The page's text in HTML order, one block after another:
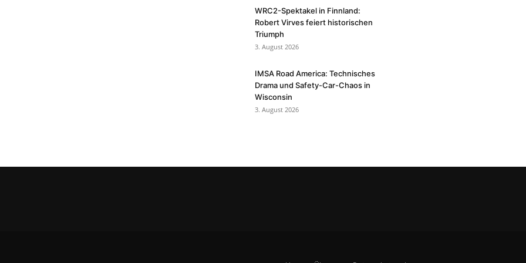
WRC2-Spektakel in Finnland:
Robert Virves feiert historischen
Triumph
3. August 2026
IMSA Road America: Technisches
Drama und Safety-Car-Chaos in
Wisconsin
3. August 2026